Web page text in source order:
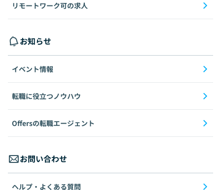
リモートワーク可の求人
お知らせ
イベント情報
転職に役立つノウハウ
Offersの転職エージェント
お問い合わせ
ヘルプ・よくある質問